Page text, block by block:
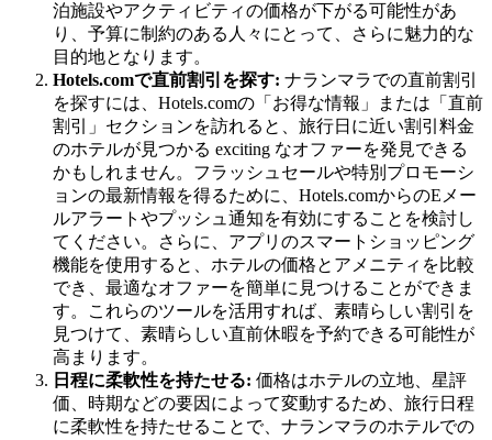
泊施設やアクティビティの価格が下がる可能性があ
り、予算に制約のある人々にとって、さらに魅力的な
目的地となります。
Hotels.comで直前割引を探す: ナランマラでの直前割引
を探すには、Hotels.comの「お得な情報」または「直前
割引」セクションを訪れると、旅行日に近い割引料金
のホテルが見つかる exciting なオファーを発見できる
かもしれません。フラッシュセールや特別プロモーシ
ョンの最新情報を得るために、Hotels.comからのEメー
ルアラートやプッシュ通知を有効にすることを検討し
てください。さらに、アプリのスマートショッピング
機能を使用すると、ホテルの価格とアメニティを比較
でき、最適なオファーを簡単に見つけることができま
す。これらのツールを活用すれば、素晴らしい割引を
見つけて、素晴らしい直前休暇を予約できる可能性が
高まります。
日程に柔軟性を持たせる: 価格はホテルの立地、星評
価、時期などの要因によって変動するため、旅行日程
に柔軟性を持たせることで、ナランマラのホテルでの